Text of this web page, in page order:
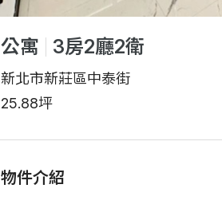
公寓 3房2廳2衛
新北市新莊區中泰街
25.88坪
物件介紹